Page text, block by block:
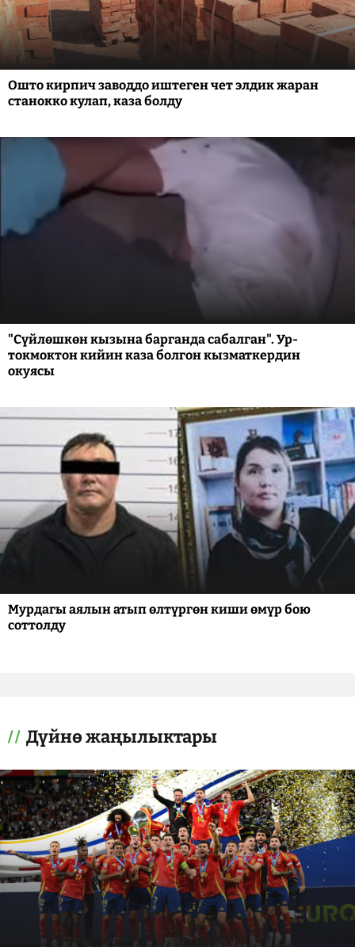
Ошто кирпич заводдо иштеген чет элдик жаран
станокко кулап, каза болду
"Сүйлөшкөн кызына барганда сабалган". Ур-
токмоктон кийин каза болгон кызматкердин
окуясы
Мурдагы аялын атып өлтүргөн киши өмүр бою
соттолду
Дүйнө жаңылыктары